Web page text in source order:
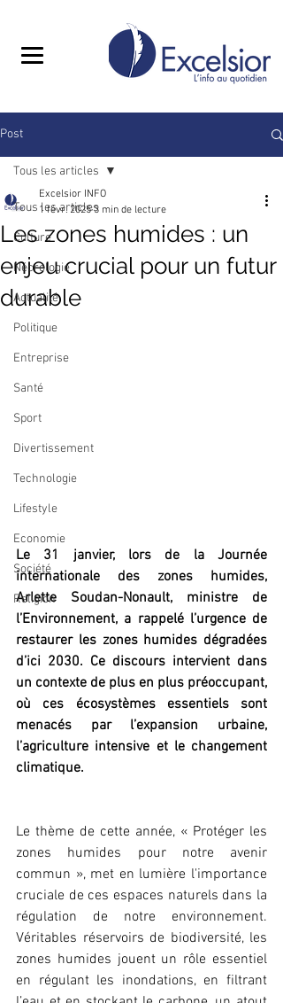
Post
Tous les articles
Culture
Nécrologie
Actualité
Politique
Entreprise
Santé
Sport
Divertissement
Technologie
Lifestyle
Economie
Société
Religion
Tous les articles
Les zones humides : un
enjeu crucial pour un futur
durable
Excelsior INFO
1 févr. 2025 3 min de lecture
Le 31 janvier, lors de la Journée
internationale des zones humides,
Arlette Soudan-Nonault, ministre de
l’Environnement, a rappelé l’urgence de
restaurer les zones humides dégradées
d’ici 2030. Ce discours intervient dans
un contexte de plus en plus préoccupant,
où ces écosystèmes essentiels sont
menacés par l’expansion urbaine,
l’agriculture intensive et le changement
climatique.
Le thème de cette année, « Protéger les
zones humides pour notre avenir
commun », met en lumière l'importance
cruciale de ces espaces naturels dans la
régulation de notre environnement.
Véritables réservoirs de biodiversité, les
zones humides jouent un rôle essentiel
en régulant les inondations, en filtrant